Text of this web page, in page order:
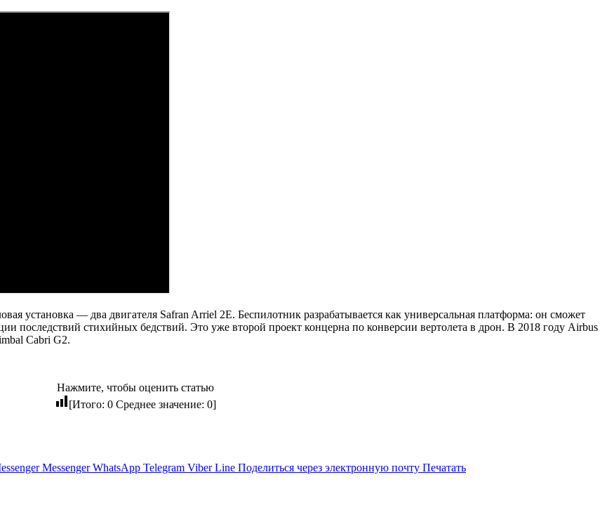
установка — два двигателя Safran Arriel 2E. Беспилотник разрабатывается как универсальная платформа: он сможет
последствий стихийных бедствий. Это уже второй проект концерна по конверсии вертолета в дрон. В 2018 году Airbus
Cabri G2.
Нажмите, чтобы оценить статью
[Итого: 0 Среднее значение: 0]
Messenger WhatsApp Telegram Viber Line Поделиться через электронную почту Печатать